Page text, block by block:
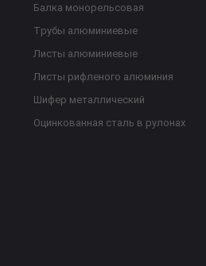
Балка монорельсовая
Трубы алюминиевые
Листы алюминиевые
Листы рифленого алюминия
Шифер металлический
Оцинкованная сталь в рулонах